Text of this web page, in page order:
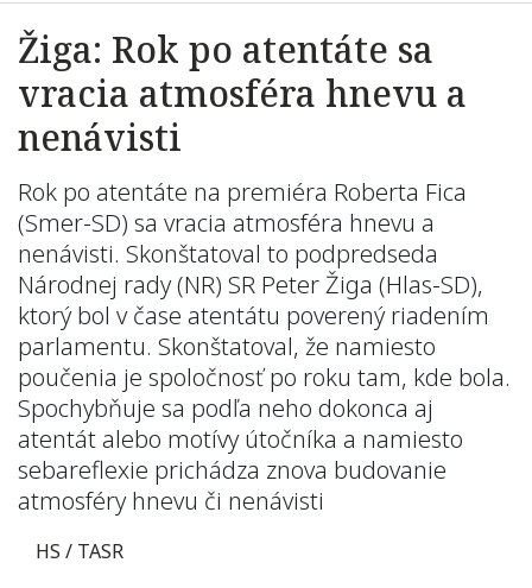
Žiga: Rok po atentáte sa
vracia atmosféra hnevu a
nenávisti
Rok po atentáte na premiéra Roberta Fica
(Smer-SD) sa vracia atmosféra hnevu a
nenávisti. Skonštatoval to podpredseda
Národnej rady (NR) SR Peter Žiga (Hlas-SD),
ktorý bol v čase atentátu poverený riadením
parlamentu. Skonštatoval, že namiesto
poučenia je spoločnosť po roku tam, kde bola.
Spochybňuje sa podľa neho dokonca aj
atentát alebo motívy útočníka a namiesto
sebareflexie prichádza znova budovanie
atmosféry hnevu či nenávisti
HS / TASR